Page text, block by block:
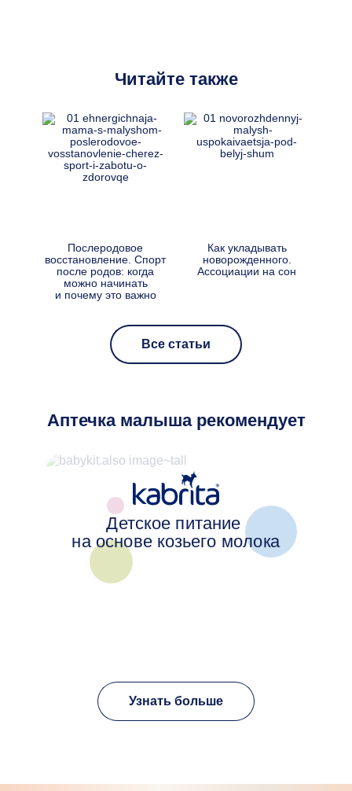
Читайте также
Послеродовое
восстановление. Спорт
после родов: когда
можно начинать
и почему это важно
Как укладывать
новорожденного.
Ассоциации на сон
Все статьи
Аптечка малыша рекомендует
Детское питание
на основе козьего молока
Узнать больше